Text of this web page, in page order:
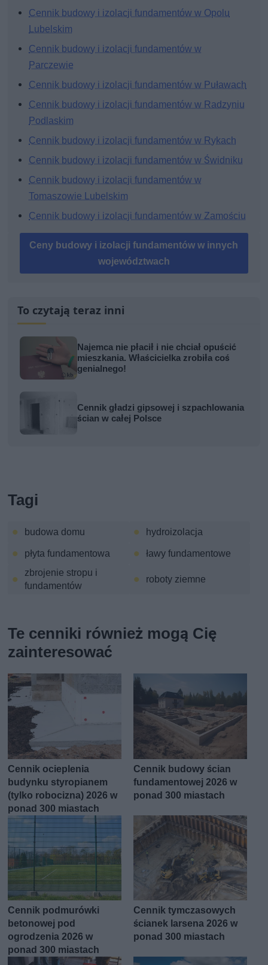
Cennik budowy i izolacji fundamentów w Opolu
Lubelskim
Cennik budowy i izolacji fundamentów w
Parczewie
Cennik budowy i izolacji fundamentów w Puławach
Cennik budowy i izolacji fundamentów w Radzyniu
Podlaskim
Cennik budowy i izolacji fundamentów w Rykach
Cennik budowy i izolacji fundamentów w Świdniku
Cennik budowy i izolacji fundamentów w
Tomaszowie Lubelskim
Cennik budowy i izolacji fundamentów w Zamościu
Ceny budowy i izolacji fundamentów w innych
województwach
To czytają teraz inni
Najemca nie płacił i nie chciał opuścić
mieszkania. Właścicielka zrobiła coś
genialnego!
Cennik gładzi gipsowej i szpachlowania
ścian w całej Polsce
Tagi
budowa domu
hydroizolacja
płyta fundamentowa
ławy fundamentowe
zbrojenie stropu i
fundamentów
roboty ziemne
Te cenniki również mogą Cię
zainteresować
Cennik ocieplenia
budynku styropianem
(tylko robocizna) 2026 w
ponad 300 miastach
Cennik budowy ścian
fundamentowej 2026 w
ponad 300 miastach
Cennik podmurówki
betonowej pod
ogrodzenia 2026 w
ponad 300 miastach
Cennik tymczasowych
ścianek larsena 2026 w
ponad 300 miastach